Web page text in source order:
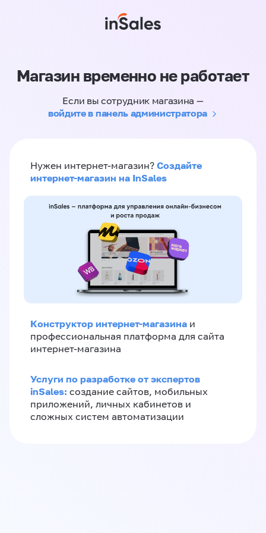
Магазин временно не работает
Если вы сотрудник магазина —
войдите в панель администратора
Нужен интернет-магазин? Создайте
интернет-магазин на InSales
Конструктор интернет-магазина и
профессиональная платформа для сайта
интернет-магазина
Услуги по разработке от экспертов
inSales: создание сайтов, мобильных
приложений, личных кабинетов и
сложных систем автоматизации